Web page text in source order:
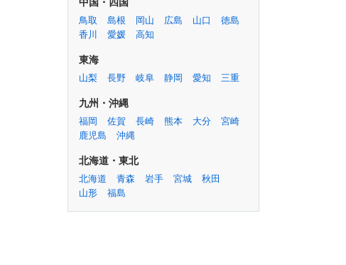
鳥取 島根 岡山 広島 山口
徳島
香川
愛媛 高知
東海
山梨 長野 岐阜 静岡 愛知 三重
九州・沖縄
福岡 佐賀 長崎 熊本 大分
宮崎
鹿児島
沖縄
北海道・東北
北海道 青森 岩手 宮城
秋田
山形
福島